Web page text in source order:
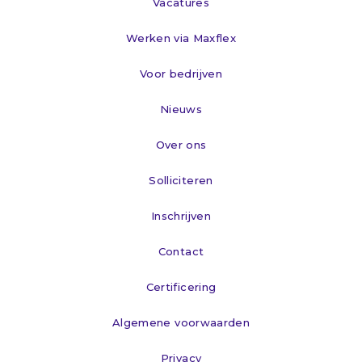
Werken via Maxflex
Voor bedrijven
Nieuws
Over ons
Solliciteren
Inschrijven
Contact
Certificering
Algemene voorwaarden
Privacy